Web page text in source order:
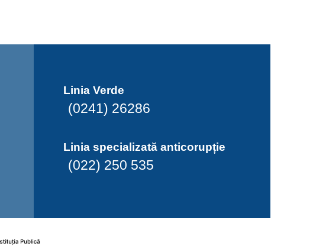
Linia Verde
(0241) 26286
Linia specializată anticorupție
(022) 250 535